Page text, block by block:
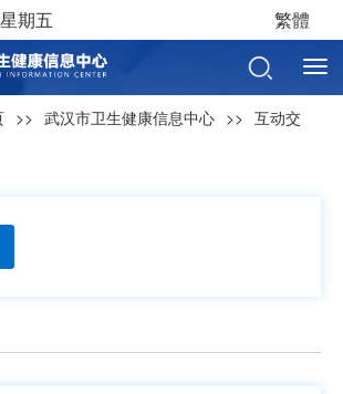
期五 繁體
>> 武汉市卫生健康信息中心 >> 互动交